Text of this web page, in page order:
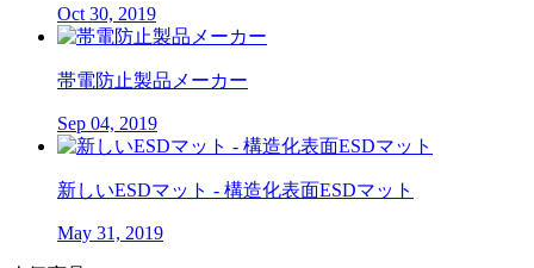
Oct 30, 2019
帯電防止製品メーカー
Sep 04, 2019
新しいESDマット - 構造化表面ESDマット
May 31, 2019